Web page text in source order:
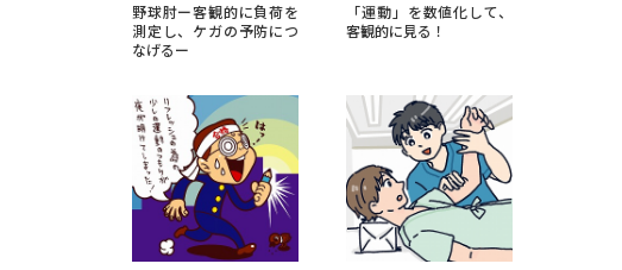
お問合せ先 テレメール進学カタログ
訂正のご案内
野球肘ー客観的に負荷を
測定し、ケガの予防につ
なげるー
「運動」を数値化して、
客観的に見る！